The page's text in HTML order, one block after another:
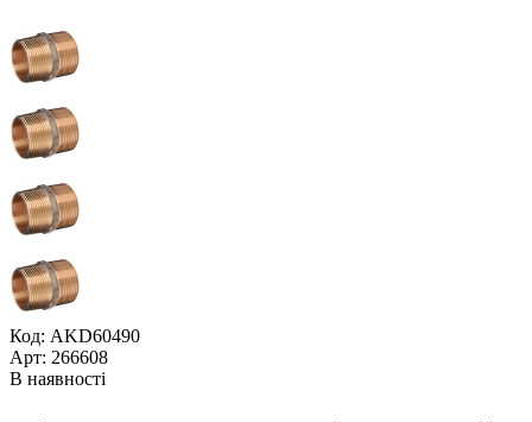
Код: AKD60490
Арт: 266608
В наявності